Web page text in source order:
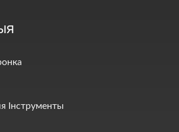
Інструменты